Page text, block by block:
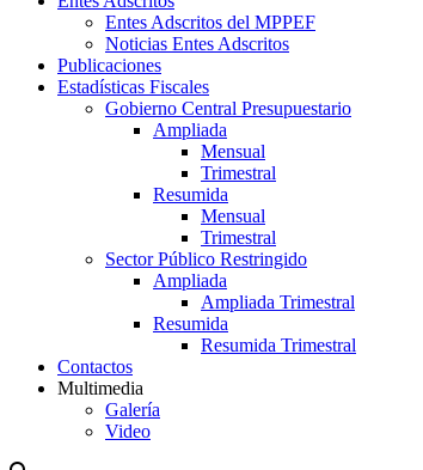
Entes Adscritos del MPPEF
Noticias Entes Adscritos
Publicaciones
Estadísticas Fiscales
Gobierno Central Presupuestario
Ampliada
Mensual
Trimestral
Resumida
Mensual
Trimestral
Sector Público Restringido
Ampliada
Ampliada Trimestral
Resumida
Resumida Trimestral
Contactos
Multimedia
Galería
Video